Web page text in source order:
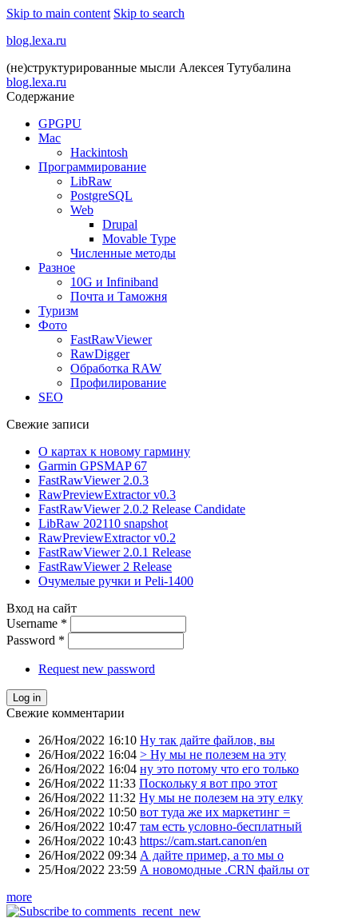
Skip to main content Skip to search
blog.lexa.ru
(не)структурированные мысли Алексея Тутубалина
blog.lexa.ru
Содержание
GPGPU
Mac
Hackintosh
Программирование
LibRaw
PostgreSQL
Web
Drupal
Movable Type
Численные методы
Разное
10G и Infiniband
Почта и Таможня
Туризм
Фото
FastRawViewer
RawDigger
Обработка RAW
Профилирование
SEO
Свежие записи
О картах к новому гармину
Garmin GPSMAP 67
FastRawViewer 2.0.3
RawPreviewExtractor v0.3
FastRawViewer 2.0.2 Release Candidate
LibRaw 202110 snapshot
RawPreviewExtractor v0.2
FastRawViewer 2.0.1 Release
FastRawViewer 2 Release
Очумелые ручки и Peli-1400
Вход на сайт
Username *
Password *
Request new password
Свежие комментарии
26/Ноя/2022 16:10 Ну так дайте файлов, вы
26/Ноя/2022 16:04 > Ну мы не полезем на эту
26/Ноя/2022 16:04 ну это потому что его только
26/Ноя/2022 11:33 Поскольку я вот про этот
26/Ноя/2022 11:32 Ну мы не полезем на эту елку
26/Ноя/2022 10:50 вот туда же их маркетинг =
26/Ноя/2022 10:47 там есть условно-бесплатный
26/Ноя/2022 10:43 https://cam.start.canon/en
26/Ноя/2022 09:34 А дайте пример, а то мы о
25/Ноя/2022 23:59 А новомодные .CRN файлы от
more